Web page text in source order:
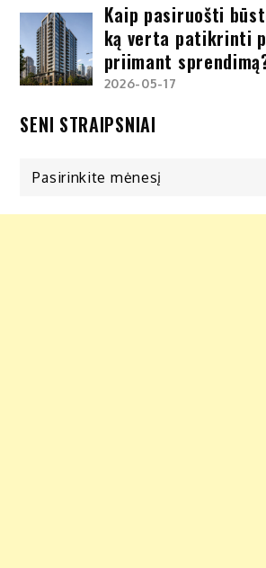
Kaip pasiruošti
ką verta patikrinti
priimant
2026-05-17
SENI STRAIPSNIAI